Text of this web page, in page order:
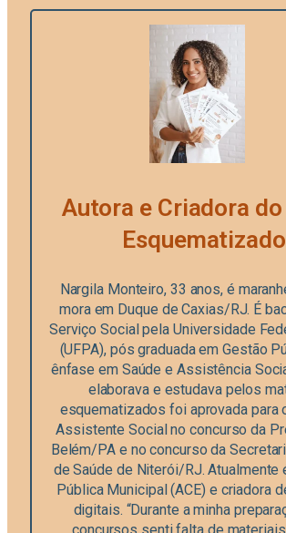
Autora e Criadora do
Esquematizado
Nargila Monteiro, 33 anos, é
mora em Duque de Caxias/RJ. É
Serviço Social pela Universidade
(UFPA), pós graduada em Gestão
ênfase em Saúde e Assistência
elaborava e estudava pelos
esquematizados foi aprovada para
Assistente Social no concurso da
Belém/PA e no concurso da
de Saúde de Niterói/RJ. Atualmente
Pública Municipal (ACE) e criadora
digitais. “Durante a minha